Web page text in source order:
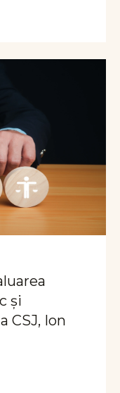
și
CSJ, Ion